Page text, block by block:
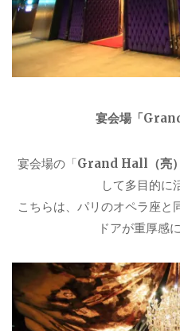
宴会場「
宴会場の「Grand Hall（亮）
して多目的に
こちらは、パリのオペラ座と
ドアが重厚感